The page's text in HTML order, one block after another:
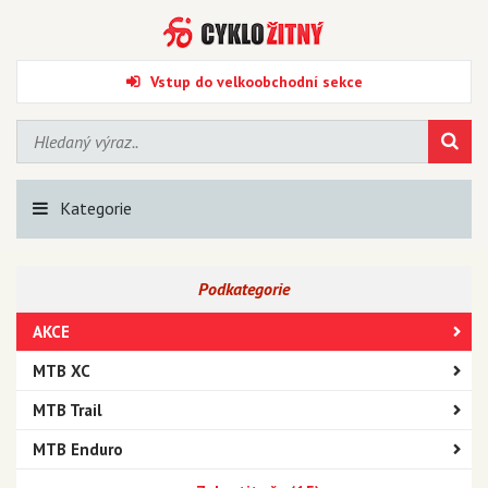
Vstup do velkoobchodní sekce
Kategorie
Podkategorie
AKCE
MTB XC
MTB Trail
MTB Enduro